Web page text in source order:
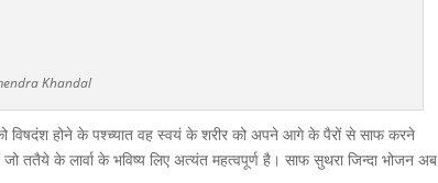
Khandal
होने के पश्च्यात वह स्वयं के शरीर को अपने आगे के पैरों से साफ करने
ततैये के लार्वा के भविष्य लिए अत्यंत महत्वपूर्ण है। साफ सुथरा जिन्दा भोजन अब